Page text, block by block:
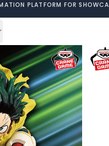
PLATFORM FOR